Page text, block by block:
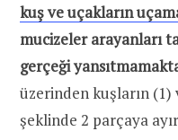
kuş ve uçakların
mucizeler arayanları
gerçeği
üzerinden kuşların (1)
şeklinde 2 parçaya